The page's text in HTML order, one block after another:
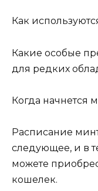
Как
Какие особые
для редких
Когда начнется
Расписание
следующее, и в
можете
кошелек.